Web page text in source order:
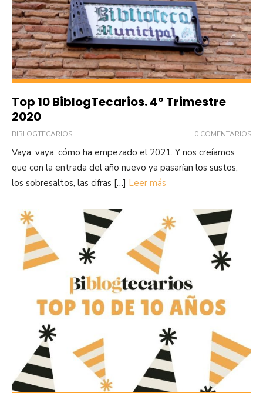
Top 10 BiblogTecarios. 4º Trimestre
2020
BIBLOGTECARIOS 0 COMENTARIOS
Vaya, vaya, cómo ha empezado el 2021. Y nos creíamos
que con la entrada del año nuevo ya pasarían los sustos,
los sobresaltos, las cifras […] Leer más